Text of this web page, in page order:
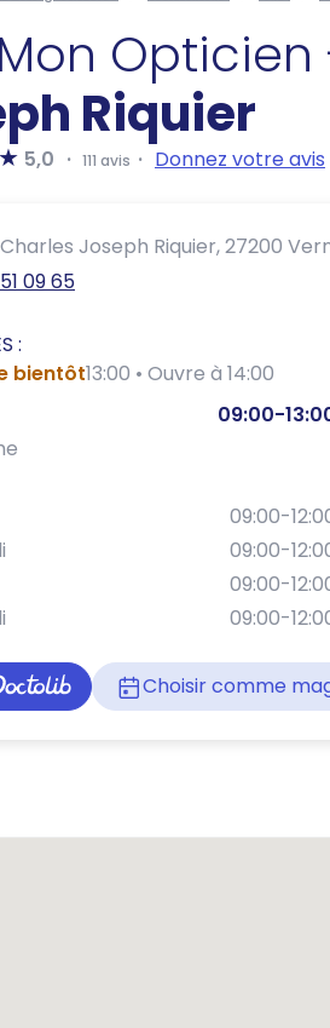
Opticien
Riquier
5,0 111 avis Donnez votre avis
Joseph Riquier,27200
09 65
:
bientôt13:00 • Ouvre à 14:00
09:00-
09:00-
09:00-
09:00-
09:00-
Choisir comme